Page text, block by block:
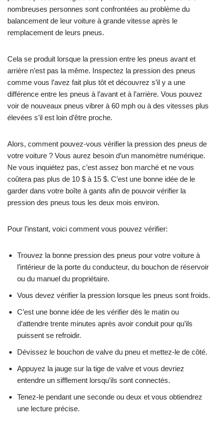
nombreuses personnes sont confrontées au problème du
balancement de leur voiture à grande vitesse après le
remplacement de leurs pneus.
Cela se produit lorsque la pression entre les pneus avant et
arrière n’est pas la même. Inspectez la pression des pneus
comme vous l’avez fait plus tôt et découvrez s’il y a une
différence entre les pneus à l’avant et à l’arrière. Vous pouvez
voir de nouveaux pneus vibrer à 60 mph ou à des vitesses plus
élevées s’il est loin d’être proche.
Alors, comment pouvez-vous vérifier la pression des pneus de
votre voiture ? Vous aurez besoin d’un manomètre numérique.
Ne vous inquiétez pas, c’est assez bon marché et ne vous
coûtera pas plus de 10 $ à 15 $. C’est une bonne idée de le
garder dans votre boîte à gants afin de pouvoir vérifier la
pression des pneus tous les deux mois environ.
Pour l’instant, voici comment vous pouvez vérifier:
Trouvez la bonne pression des pneus pour votre voiture à
l’intérieur de la porte du conducteur, du bouchon de réservoir
ou du manuel du propriétaire.
Vous devez vérifier la pression lorsque les pneus sont froids.
C’est une bonne idée de les vérifier dès le matin ou
d’attendre trente minutes après avoir conduit pour qu’ils
puissent se refroidir.
Dévissez le bouchon de valve du pneu et mettez-le de côté.
Appuyez la jauge sur la tige de valve et vous devriez
entendre un sifflement lorsqu’ils sont connectés.
Tenez-le pendant une seconde ou deux et vous obtiendrez
une lecture précise.